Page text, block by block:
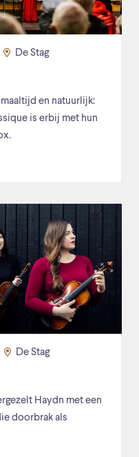
De Stag
en natuurlijk:
is erbij met hun
De Stag
Haydn met een
doorbrak als